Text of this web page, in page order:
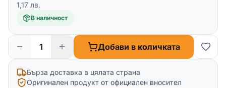
1,17 лв.
В наличност
Добави в количката
Бърза доставка в цялата страна
Оригинален продукт от официален вносител